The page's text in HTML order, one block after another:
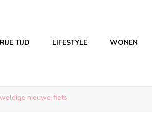
TIJD LIFESTYLE WONEN
nieuwe fiets